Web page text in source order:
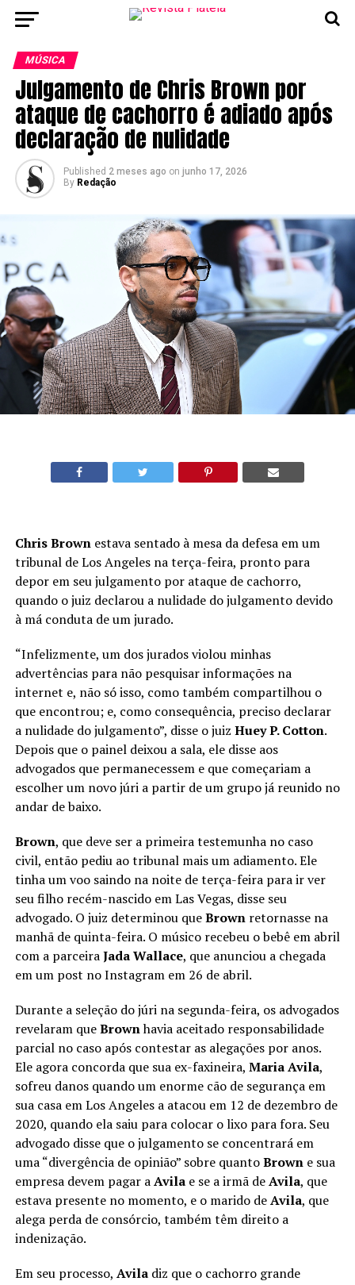
MÚSICA
Julgamento de Chris Brown por
ataque de cachorro é adiado após
declaração de nulidade
Published 2 meses ago on junho 17, 2026
By Redação
Chris Brownestava sentado à mesa da defesa em um
tribunal de Los Angeles na terça-feira, pronto para
depor em seu julgamento por ataque de cachorro,
quando o juiz declarou a nulidade do julgamento devido
à má conduta de um jurado.
“Infelizmente, um dos jurados violou minhas
advertências para não pesquisar informações na
internet e, não só isso, como também compartilhou o
que encontrou; e, como consequência, preciso declarar
a nulidade do julgamento”, disse o juiz Huey P. Cotton.
Depois que o painel deixou a sala, ele disse aos
advogados que permanecessem e que começariam a
escolher um novo júri a partir de um grupo já reunido no
andar de baixo.
Brown, que deve ser a primeira testemunha no caso
civil, então pediu ao tribunal mais um adiamento. Ele
tinha um voo saindo na noite de terça-feira para ir ver
seu filho recém-nascido em Las Vegas, disse seu
advogado. O juiz determinou queBrownretornasse na
manhã de quinta-feira. O músico recebeu o bebê em abril
com a parceiraJada Wallace, que anunciou a chegada
em um post no Instagram em 26 de abril.
Durante a seleção do júri na segunda-feira, os advogados
revelaram queBrownhavia aceitado responsabilidade
parcial no caso após contestar as alegações por anos.
Ele agora concorda que sua ex-faxineira, Maria Avila,
sofreu danos quando um enorme cão de segurança em
sua casa em Los Angeles a atacou em 12 de dezembro de
2020, quando ela saiu para colocar o lixo para fora. Seu
advogado disse que o julgamento se concentrará em
uma “divergência de opinião” sobre quantoBrowne sua
empresa devem pagar aAvilae se a irmã deAvila, que
estava presente no momento, e o marido deAvila, que
alega perda de consórcio, também têm direito a
indenização.
Em seu processo, Aviladiz que o cachorro grande